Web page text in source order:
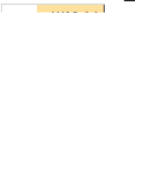
ormai al